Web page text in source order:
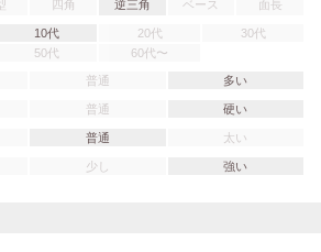
四角 逆三角 ベース 面長
10代 20代
30代
50代 60代〜
普通 多い
普通 硬い
普通 太い
少し 強い